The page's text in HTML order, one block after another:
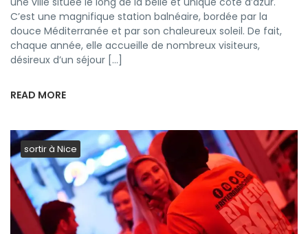
C’est une magnifique station balnéaire, bordée par la
douce Méditerranée et par son chaleureux soleil. De fait,
chaque année, elle accueille de nombreux visiteurs,
désireux d’un séjour […]
READ MORE
sortir à Nice